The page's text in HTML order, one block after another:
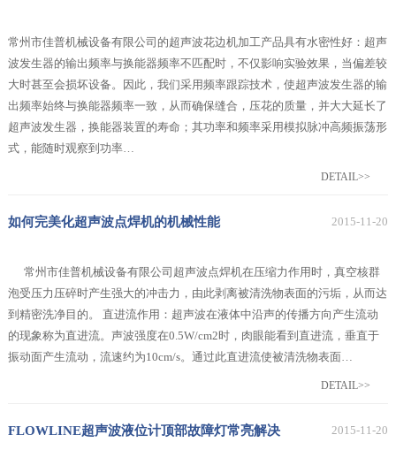
常州市佳普机械设备有限公司的超声波花边机加工产品具有水密性好：超声
波发生器的输出频率与换能器频率不匹配时，不仅影响实验效果，当偏差较
大时甚至会损坏设备。因此，我们采用频率跟踪技术，使超声波发生器的输
出频率始终与换能器频率一致，从而确保缝合，压花的质量，并大大延长了
超声波发生器，换能器装置的寿命；其功率和频率采用模拟脉冲高频振荡形
式，能随时观察到功率…
DETAIL>>
2015-11-20
如何完美化超声波点焊机的机械性能
常州市佳普机械设备有限公司超声波点焊机在压缩力作用时，真空核群
泡受压力压碎时产生强大的冲击力，由此剥离被清洗物表面的污垢，从而达
到精密洗净目的。 直进流作用：超声波在液体中沿声的传播方向产生流动
的现象称为直进流。声波强度在0.5W/cm2时，肉眼能看到直进流，垂直于
振动面产生流动，流速约为10cm/s。通过此直进流使被清洗物表面…
DETAIL>>
2015-11-20
FLOWLINE超声波液位计顶部故障灯常亮解决